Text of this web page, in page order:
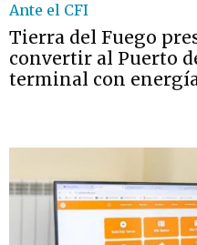
Ante el CFI
Tierra del Fuego
convertir al Puerto
terminal con